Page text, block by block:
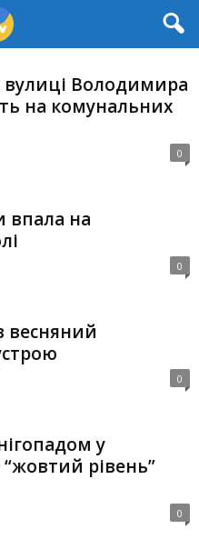
Володимира
на комунальних
0
впала на
0
весняний
0
у
рівень”
0